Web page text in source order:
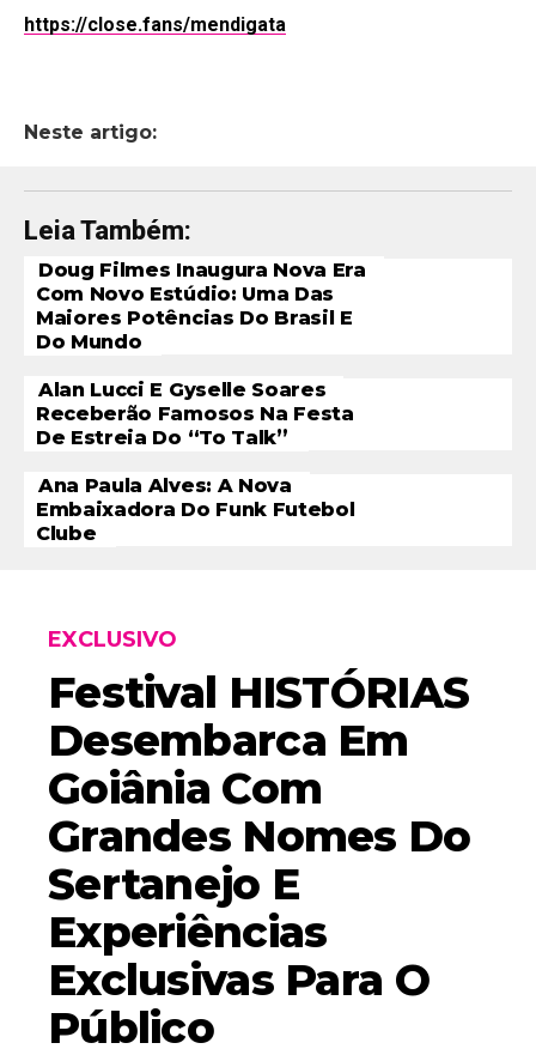
https://close.fans/mendigata
Neste artigo:
Leia Também:
Doug Filmes Inaugura Nova Era
Com Novo Estúdio: Uma Das
Maiores Potências Do Brasil E
Do Mundo
Alan Lucci E Gyselle Soares
Receberão Famosos Na Festa
De Estreia Do “To Talk”
Ana Paula Alves: A Nova
Embaixadora Do Funk Futebol
Clube
EXCLUSIVO
Festival HISTÓRIAS
Desembarca Em
Goiânia Com
Grandes Nomes Do
Sertanejo E
Experiências
Exclusivas Para O
Público